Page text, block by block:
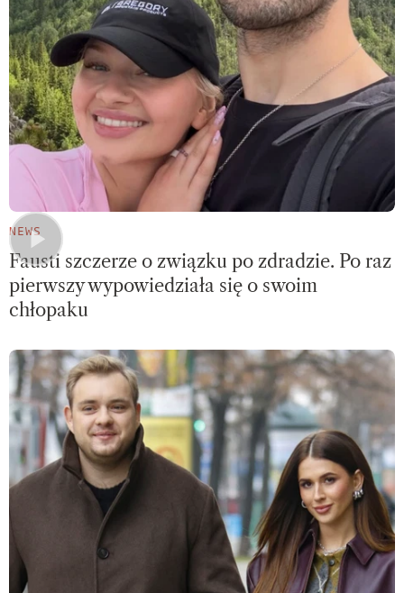
NEWS
Fausti szczerze o związku po zdradzie. Po raz
pierwszy wypowiedziała się o swoim
chłopaku